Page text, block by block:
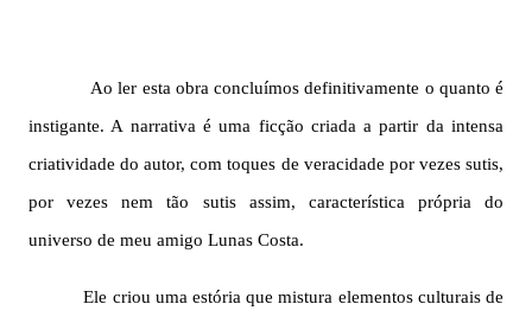
Ao ler esta obra concluímos definitivamente o quanto é
instigante. A narrativa é uma ficção criada a partir da intensa
criatividade do autor, com toques de veracidade por vezes sutis,
por vezes nem tão sutis assim, característica própria do
universo de meu amigo Lunas Costa.
Ele criou uma estória que mistura elementos culturais de